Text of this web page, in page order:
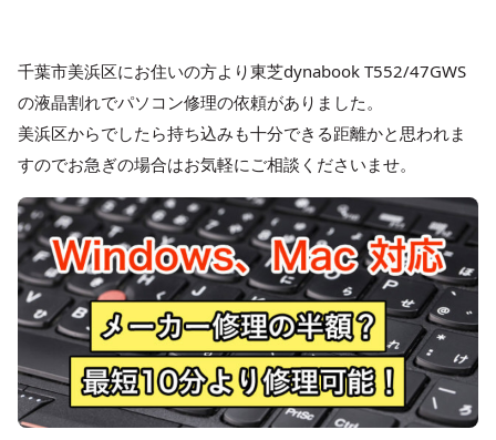
千葉市美浜区にお住いの方より東芝dynabook T552/47GWS
の液晶割れでパソコン修理の依頼がありました。
美浜区からでしたら持ち込みも十分できる距離かと思われま
すのでお急ぎの場合はお気軽にご相談くださいませ。